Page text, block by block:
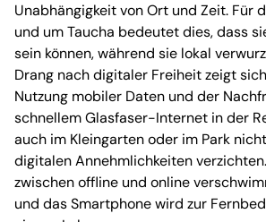
Unabhängigkeit von Ort und Zeit. Für
und um Taucha bedeutet dies, dass
sein können, während sie lokal
Drang nach digitaler Freiheit zeigt
Nutzung mobiler Daten und der
schnellem Glasfaser-Internet in der
auch im Kleingarten oder im Park
digitalen Annehmlichkeiten
zwischen offline und online
und das Smartphone wird zur